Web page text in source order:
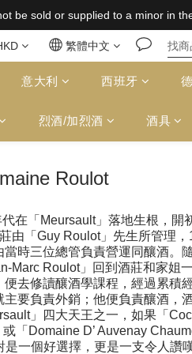
be sold or supplied to a minor in
be sold or supplied to a minor in
（台灣）；157,000円免運費（日本）
be sold or supplied to a minor in
繁體中文
意大利 西班牙
烈酒/加烈酒 酒具
Roulot
在「Meursault」落地生根，開
由「Guy Roulot」先生所管理，
時三位總管負責營運同釀酒。
Marc Roulot」回到酒莊和家姐一
去修讀釀酒學課程，經過累積
要負責外銷；他便負責釀酒，
」四大天王之一，如果「
「Domaine D’ Auvenay
一個好選擇，更是一支令人讚